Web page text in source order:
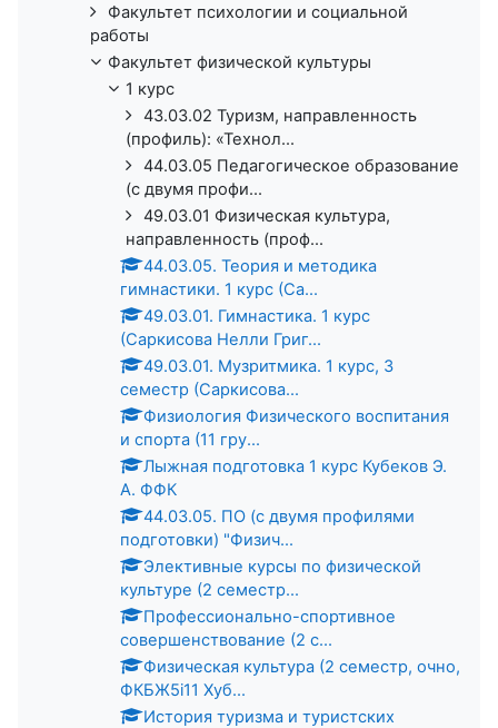
Факультет психологии и социальной
работы
Факультет физической культуры
1 курс
43.03.02 Туризм, направленность
(профиль): «Технол...
44.03.05 Педагогическое образование
(с двумя профи...
49.03.01 Физическая культура,
направленность (проф...
44.03.05. Теория и методика
гимнастики. 1 курс (Са...
49.03.01. Гимнастика. 1 курс
(Саркисова Нелли Григ...
49.03.01. Музритмика. 1 курс, 3
семестр (Саркисова...
Физиология Физического воспитания
и спорта (11 гру...
Лыжная подготовка 1 курс Кубеков Э.
А. ФФК
44.03.05. ПО (с двумя профилями
подготовки) "Физич...
Элективные курсы по физической
культуре (2 семестр...
Профессионально-спортивное
совершенствование (2 с...
Физическая культура (2 семестр, очно,
ФКБЖ5i11 Хуб...
История туризма и туристских